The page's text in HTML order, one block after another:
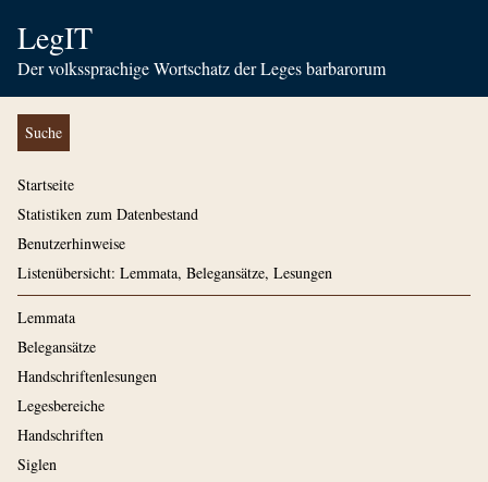
LegIT
Der volkssprachige Wortschatz der Leges barbarorum
Suche
Startseite
Statistiken zum Datenbestand
Benutzerhinweise
Listenübersicht: Lemmata, Belegansätze, Lesungen
Lemmata
Belegansätze
Handschriftenlesungen
Legesbereiche
Handschriften
Siglen